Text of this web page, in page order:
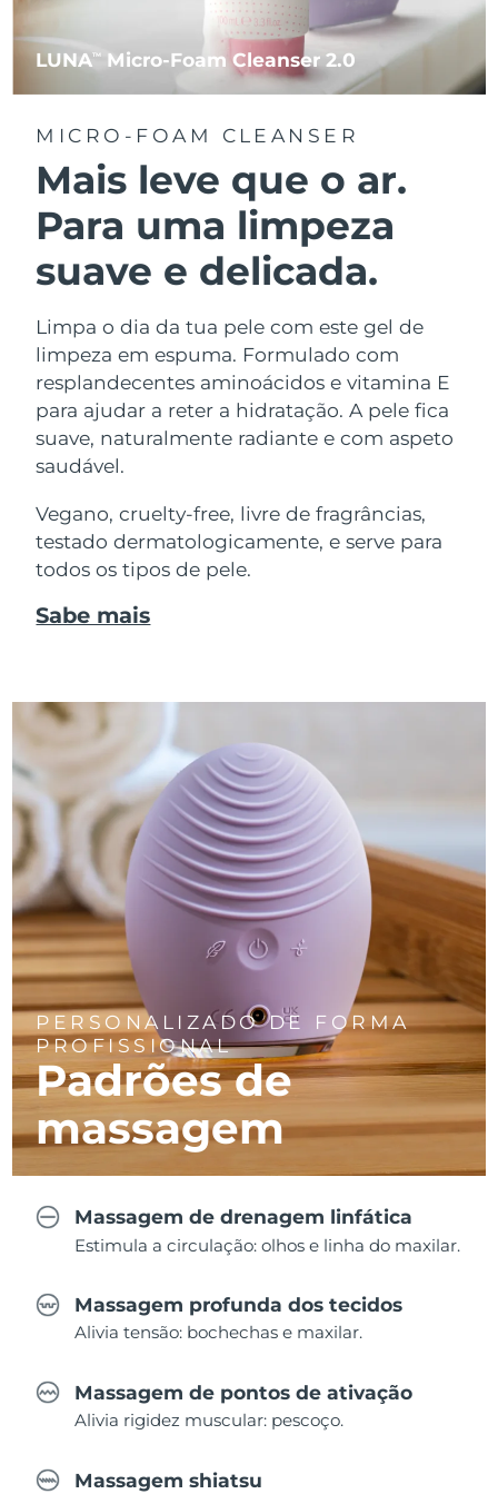
LUNATM Micro-Foam Cleanser 2.0
MICRO-FOAM CLEANSER
Mais leve que o ar.
Para uma limpeza
suave e delicada.
Limpa o dia da tua pele com este gel de
limpeza em espuma. Formulado com
resplandecentes aminoácidos e vitamina E
para ajudar a reter a hidratação. A pele fica
suave, naturalmente radiante e com aspeto
saudável.
Vegano, cruelty-free, livre de fragrâncias,
testado dermatologicamente, e serve para
todos os tipos de pele.
Sabe mais
PERSONALIZADO DE FORMA
PROFISSIONAL
Padrões de
massagem
Massagem de drenagem linfática
Estimula a circulação: olhos e linha do maxilar.
Massagem profunda dos tecidos
Alivia tensão: bochechas e maxilar.
Massagem de pontos de ativação
Alivia rigidez muscular: pescoço.
Massagem shiatsu